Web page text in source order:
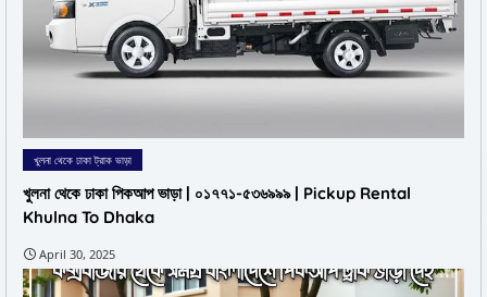
খুলনা থেকে ঢাকা ট্রাক ভাড়া
খুলনা থেকে ঢাকা পিকআপ ভাড়া | ০১৭৭১-৫৩৬৯৯৯ | Pickup Rental
Khulna To Dhaka
April 30, 2025